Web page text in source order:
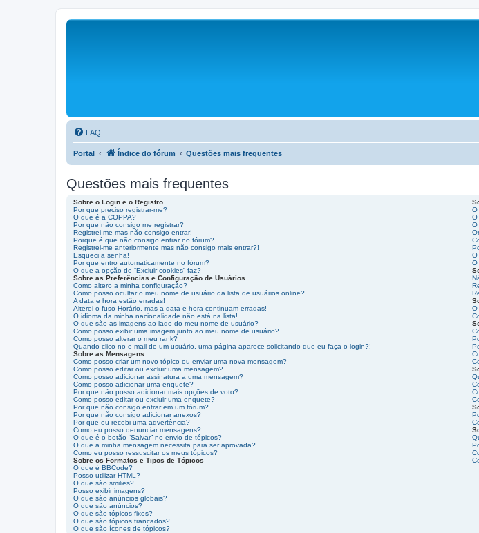
FAQ
Portal Índice do fórum Questões mais frequentes
Questões mais frequentes
Sobre o Login e o Registro
Por que preciso registrar-me?
O que é a COPPA?
Por que não consigo me registrar?
Registrei-me mas não consigo entrar!
Porque é que não consigo entrar no fórum?
Registrei-me anteriormente mas não consigo mais entrar?!
Esqueci a senha!
Por que entro automaticamente no fórum?
O que a opção de “Excluir cookies” faz?
Sobre as Preferências e Configuração de Usuários
Como altero a minha configuração?
Como posso ocultar o meu nome de usuário da lista de usuários online?
A data e hora estão erradas!
Alterei o fuso Horário, mas a data e hora continuam erradas!
O idioma da minha nacionalidade não está na lista!
O que são as imagens ao lado do meu nome de usuário?
Como posso exibir uma imagem junto ao meu nome de usuário?
Como posso alterar o meu rank?
Quando clico no e-mail de um usuário, uma página aparece solicitando que eu faça o login?!
Sobre as Mensagens
Como posso criar um novo tópico ou enviar uma nova mensagem?
Como posso editar ou excluir uma mensagem?
Como posso adicionar assinatura a uma mensagem?
Como posso adicionar uma enquete?
Por que não posso adicionar mais opções de voto?
Como posso editar ou excluir uma enquete?
Por que não consigo entrar em um fórum?
Por que não consigo adicionar anexos?
Por que eu recebi uma advertência?
Como eu posso denunciar mensagens?
O que é o botão “Salvar” no envio de tópicos?
O que a minha mensagem necessita para ser aprovada?
Como eu posso ressuscitar os meus tópicos?
Sobre os Formatos e Tipos de Tópicos
O que é BBCode?
Posso utilizar HTML?
O que são smilies?
Posso exibir imagens?
O que são anúncios globais?
O que são anúncios?
O que são tópicos fixos?
O que são tópicos trancados?
O que são ícones de tópicos?
O
O
O
O
O
O